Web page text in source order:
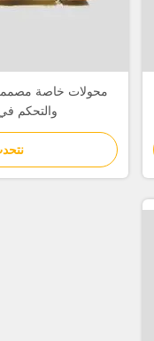
محولات خاصة
والتحكم